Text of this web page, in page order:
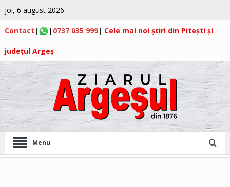
joi, 6 august 2026
Contact | | 0737 035 999| Cele mai noi știri din Pitești și
județul Argeș
Menu